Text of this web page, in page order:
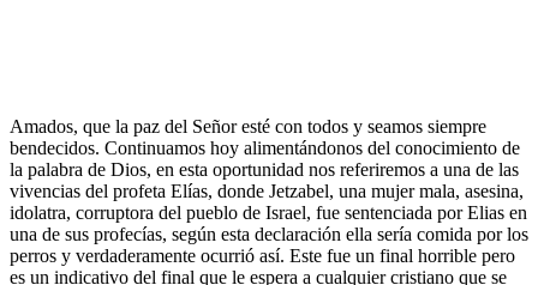
Amados, que la paz del Señor esté con todos y seamos siempre
bendecidos. Continuamos hoy alimentándonos del conocimiento de
la palabra de Dios, en esta oportunidad nos referiremos a una de las
vivencias del profeta Elías, donde Jetzabel, una mujer mala, asesina,
idolatra, corruptora del pueblo de Israel, fue sentenciada por Elias en
una de sus profecías, según esta declaración ella sería comida por los
perros y verdaderamente ocurrió así. Este fue un final horrible pero
es un indicativo del final que le espera a cualquier cristiano que se